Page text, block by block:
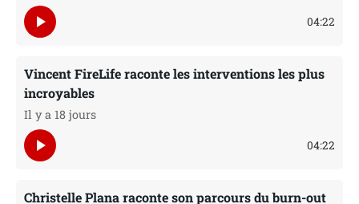
play_arrow 04:22
Vincent FireLife raconte les interventions les plus
incroyables
Il y a 18 jours
play_arrow 04:22
Christelle Plana raconte son parcours du burn-out